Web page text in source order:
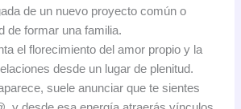
de un nuevo proyecto común o
de formar una familia.
el florecimiento del amor propio y la
desde un lugar de plenitud.
suele anunciar que te sientes